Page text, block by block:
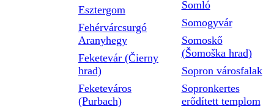
Esztergom
Fehérvárcsurgó
Aranyhegy
Feketevár (Čierny
hrad)
Feketeváros
(Purbach)
Somló
Somogyvár
Somoskő
(Šomoška hrad)
Sopron városfalak
Sopronkertes
erődített templom